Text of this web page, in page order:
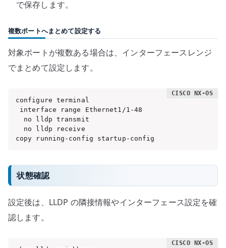
で保存します。
複数ポートへまとめて設定する
対象ポートが複数ある場合は、インターフェースレンジ
でまとめて設定します。
configure terminal
interface range Ethernet1/1-48
  no lldp transmit
  no lldp receive
copy running-config startup-config
状態確認
設定後は、LLDP の隣接情報やインターフェース設定を確
認します。